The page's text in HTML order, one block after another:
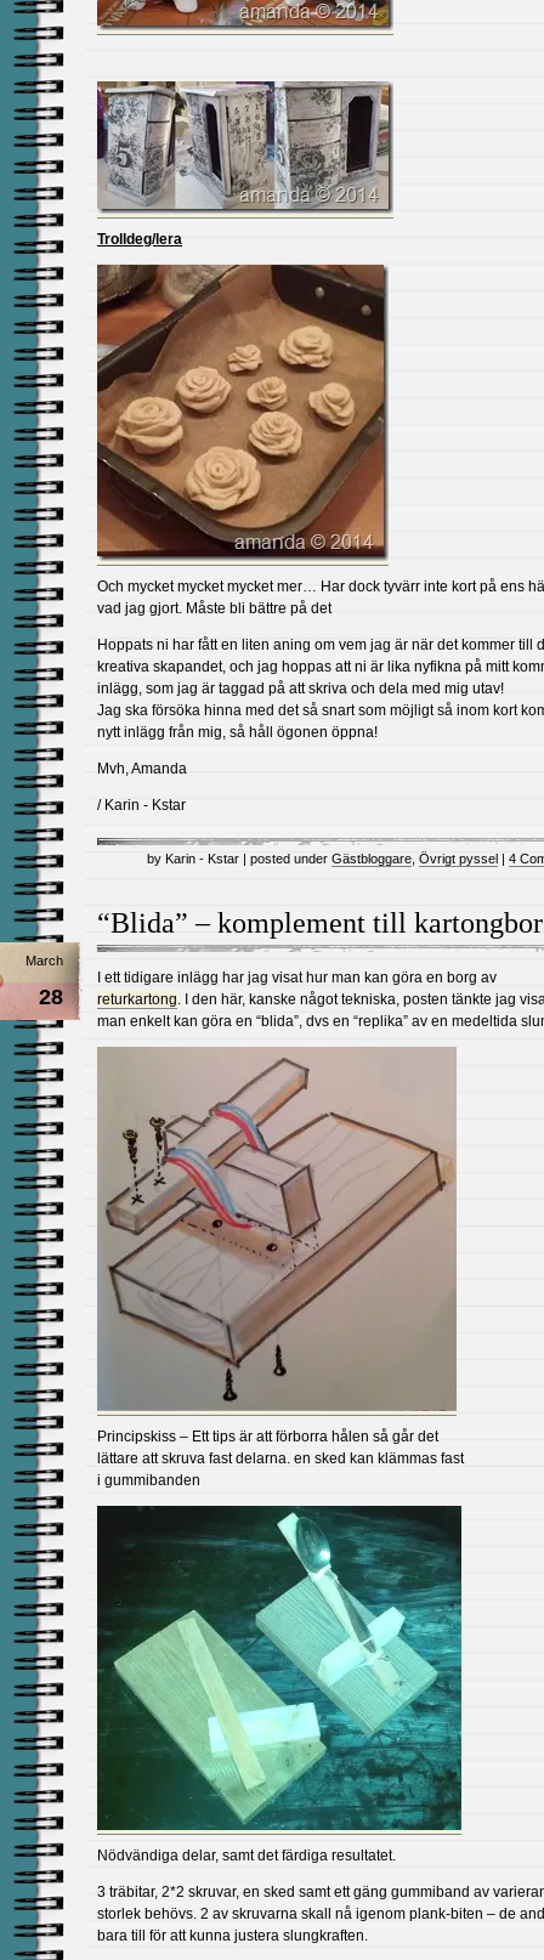
Trolldeg/lera
Och mycket mycket mycket mer… Har dock tyvärr inte kort på ens
vad jag gjort. Måste bli bättre på det
Hoppats ni har fått en liten aning om vem jag är när det kommer till
kreativa skapandet, och jag hoppas att ni är lika nyfikna på mitt
inlägg, som jag är taggad på att skriva och dela med mig utav!
Jag ska försöka hinna med det så snart som möjligt så inom kort
nytt inlägg från mig, så håll ögonen öppna!
Mvh, Amanda
/ Karin - Kstar
by Karin - Kstar | posted under Gästbloggare Övrigt pyssel | 4
“Blida” – komplement till
March
28
I ett tidigare inlägg har jag visat hur man kan göra en borg av
returkartong. I den här, kanske något tekniska, posten tänkte jag
man enkelt kan göra en “blida”, dvs en “replika” av en medeltida
Principskiss – Ett tips är att förborra hålen så går det
lättare att skruva fast delarna. en sked kan klämmas fast
i gummibanden
Nödvändiga delar, samt det färdiga resultatet.
3 träbitar, 2*2 skruvar, en sked samt ett gäng gummiband av
storlek behövs. 2 av skruvarna skall nå igenom plank-biten – de
bara till för att kunna justera slungkraften.